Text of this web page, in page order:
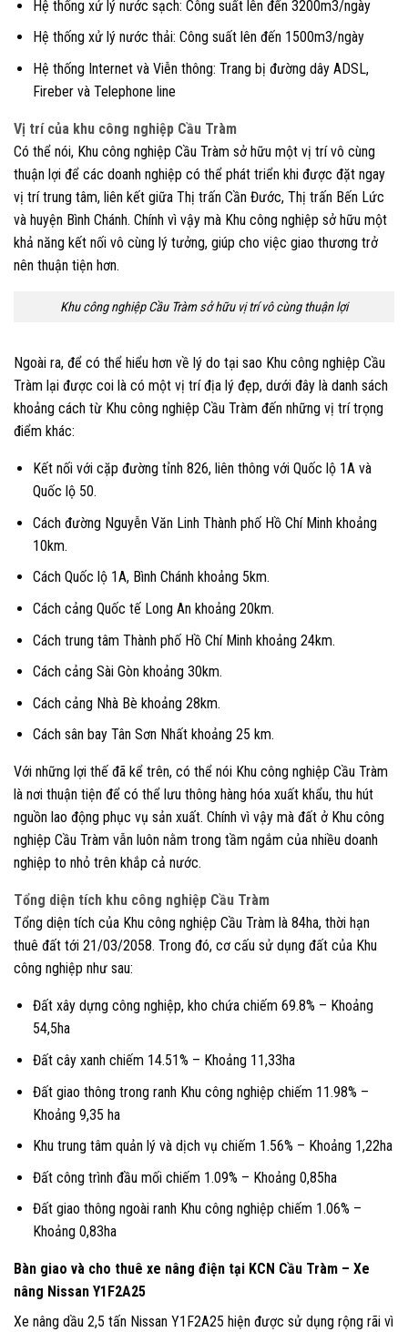
Hệ thống xử lý nước sạch: Công suất lên đến 3200m3/ngày
Hệ thống xử lý nước thải: Công suất lên đến 1500m3/ngày
Hệ thống Internet và Viễn thông: Trang bị đường dây ADSL,
Fireber và Telephone line
Vị trí của khu công nghiệp Cầu Tràm
Có thể nói, Khu công nghiệp Cầu Tràm sở hữu một vị trí vô cùng
thuận lợi để các doanh nghiệp có thể phát triển khi được đặt ngay
vị trí trung tâm, liên kết giữa Thị trấn Cần Đước, Thị trấn Bến Lức
và huyện Bình Chánh. Chính vì vậy mà Khu công nghiệp sở hữu một
khả năng kết nối vô cùng lý tưởng, giúp cho việc giao thương trở
nên thuận tiện hơn.
Khu công nghiệp Cầu Tràm sở hữu vị trí vô cùng thuận lợi
Ngoài ra, để có thể hiểu hơn về lý do tại sao Khu công nghiệp Cầu
Tràm lại được coi là có một vị trí địa lý đẹp, dưới đây là danh sách
khoảng cách từ Khu công nghiệp Cầu Tràm đến những vị trí trọng
điểm khác:
Kết nối với cặp đường tỉnh 826, liên thông với Quốc lộ 1A và
Quốc lộ 50.
Cách đường Nguyễn Văn Linh Thành phố Hồ Chí Minh khoảng
10km.
Cách Quốc lộ 1A, Bình Chánh khoảng 5km.
Cách cảng Quốc tế Long An khoảng 20km.
Cách trung tâm Thành phố Hồ Chí Minh khoảng 24km.
Cách cảng Sài Gòn khoảng 30km.
Cách cảng Nhà Bè khoảng 28km.
Cách sân bay Tân Sơn Nhất khoảng 25 km.
Với những lợi thế đã kể trên, có thể nói Khu công nghiệp Cầu Tràm
là nơi thuận tiện để có thể lưu thông hàng hóa xuất khẩu, thu hút
nguồn lao động phục vụ sản xuất. Chính vì vậy mà đất ở Khu công
nghiệp Cầu Tràm vẫn luôn nằm trong tầm ngắm của nhiều doanh
nghiệp to nhỏ trên khắp cả nước.
Tổng diện tích khu công nghiệp Cầu Tràm
Tổng diện tích của Khu công nghiệp Cầu Tràm là 84ha, thời hạn
thuê đất tới 21/03/2058. Trong đó, cơ cấu sử dụng đất của Khu
công nghiệp như sau:
Đất xây dựng công nghiệp, kho chứa chiếm 69.8% – Khoảng
54,5ha
Đất cây xanh chiếm 14.51% – Khoảng 11,33ha
Đất giao thông trong ranh Khu công nghiệp chiếm 11.98% –
Khoảng 9,35 ha
Khu trung tâm quản lý và dịch vụ chiếm 1.56% – Khoảng 1,22ha
Đất công trình đầu mối chiếm 1.09% – Khoảng 0,85ha
Đất giao thông ngoài ranh Khu công nghiệp chiếm 1.06% –
Khoảng 0,83ha
Bàn giao và cho thuê xe nâng điện tại KCN Cầu Tràm – Xe
nâng Nissan Y1F2A25
Xe nâng dầu 2,5 tấn Nissan Y1F2A25 hiện được sử dụng rộng rãi vì